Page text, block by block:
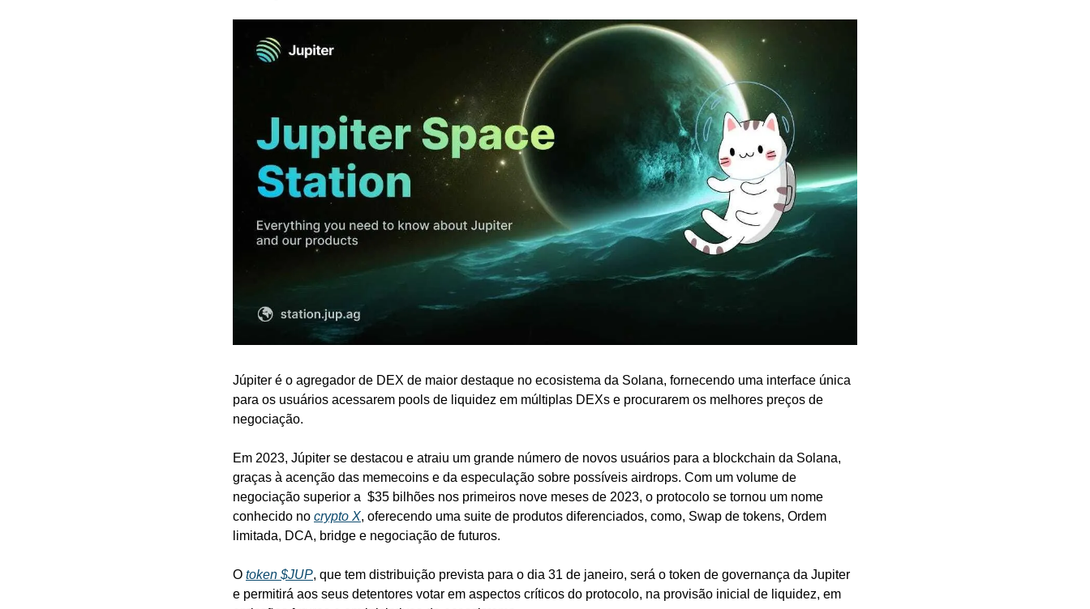
Júpiter é o agregador de DEX de maior destaque no ecosistema da Solana, fornecendo uma interface única
para os usuários acessarem pools de liquidez em múltiplas DEXs e procurarem os melhores preços de
negociação.
Em 2023, Júpiter se destacou e atraiu um grande número de novos usuários para a blockchain da Solana,
graças à acenção das memecoins e da especulação sobre possíveis airdrops. Com um volume de
negociação superior a  $35 bilhões nos primeiros nove meses de 2023, o protocolo se tornou um nome
conhecido no crypto X, oferecendo uma suite de produtos diferenciados, como, Swap de tokens, Ordem
limitada, DCA, bridge e negociação de futuros.
O token $JUP, que tem distribuição prevista para o dia 31 de janeiro, será o token de governança da Jupiter
e permitirá aos seus detentores votar em aspectos críticos do protocolo, na provisão inicial de liquidez, em